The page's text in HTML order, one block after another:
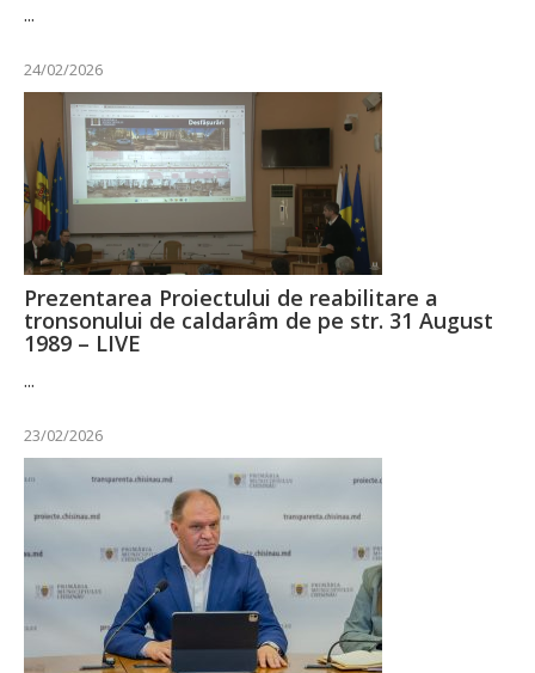
...
24/02/2026
Prezentarea Proiectului de reabilitare a
tronsonului de caldarâm de pe str. 31 August
1989 – LIVE
...
23/02/2026